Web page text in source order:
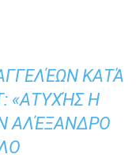
ΚΑΤΆ
«ΑΤΥΧΉΣ Η
ΑΛΈΞΑΝΔΡΟ